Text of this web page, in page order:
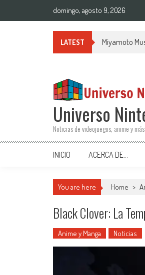
domingo, agosto 9, 2026
LATEST Miyamoto
Universo
Noticias de videojuegos, anime y más
INICIO ACERCA DE…
You are here Home >
Black Clover: La
Anime y Manga Noticias